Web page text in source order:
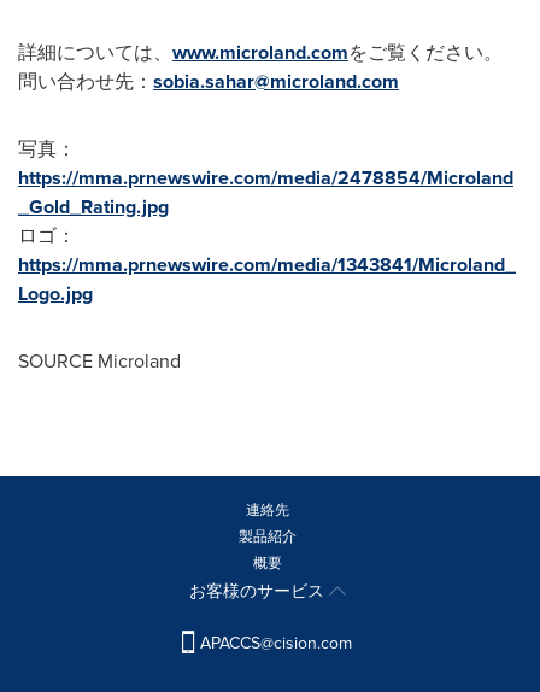
詳細については、 www.microland.comをご覧ください。
問い合わせ先： sobia.sahar@microland.com
写真：
https://mma.prnewswire.com/media/2478854/Microland
_Gold_Rating.jpg
ロゴ：
https://mma.prnewswire.com/media/1343841/Microland_
Logo.jpg
SOURCE Microland
連絡先
製品紹介
概要
お客様のサービス
APACCS@cision.com